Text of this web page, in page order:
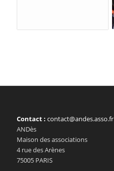
Contact : contact@andes.asso.fr
ANDès
Maison des associations
4 rue des Arènes
75005 PARIS